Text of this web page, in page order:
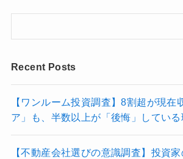
Recent Posts
【ワンルーム投資調査】8割超が現在
ア」も、半数以上が「後悔」している
【不動産会社選びの意識調査】投資